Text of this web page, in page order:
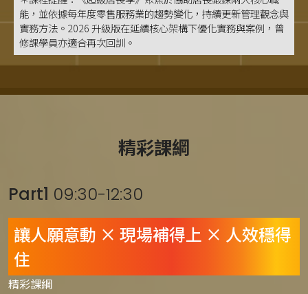
能，並依據每年度零售服務業的趨勢變化，持續更新管理觀念與
實務方法。2026 升級版在延續核心架構下優化實務與案例，曾
修課學員亦適合再次回訓。
精彩課綱
Part1 09:30-12:30
讓人願意動 × 現場補得上 × 人效穩得
住
精彩課綱